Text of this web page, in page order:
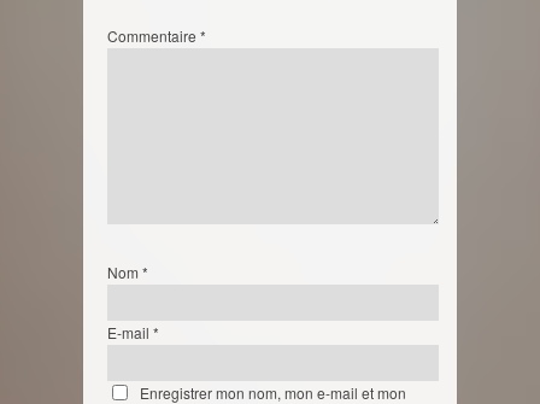
Commentaire *
Nom *
E-mail *
Enregistrer mon nom, mon e-mail et mon